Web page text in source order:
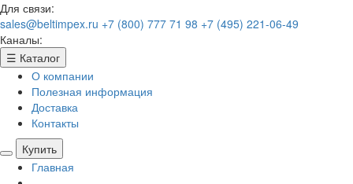
Для связи:
sales@beltimpex.ru +7 (800) 777 71 98 +7 (495) 221-06-49
Каналы:
☰ Каталог
О компании
Полезная информация
Доставка
Контакты
Купить
Главная